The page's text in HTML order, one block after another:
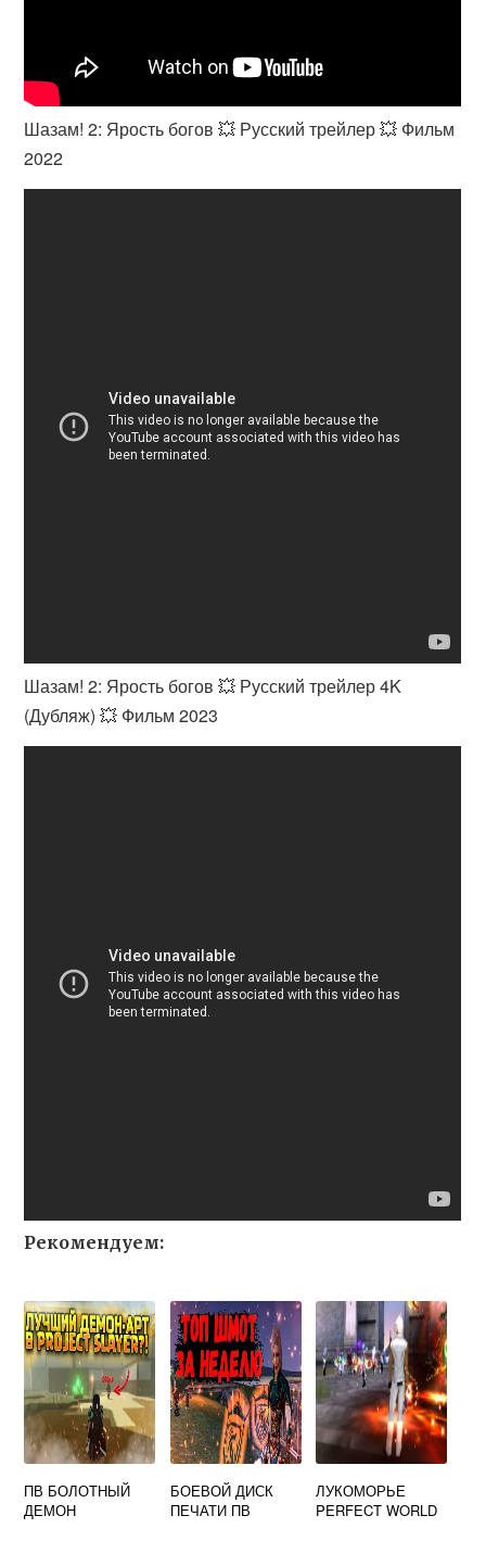
Шазам! 2: Ярость богов 💥 Русский трейлер 💥 Фильм
2022
Шазам! 2: Ярость богов 💥 Русский трейлер 4K
(Дубляж) 💥 Фильм 2023
Рекомендуем:
ПВ БОЛОТНЫЙ
ДЕМОН
БОЕВОЙ ДИСК
ПЕЧАТИ ПВ
ЛУКОМОРЬЕ
PERFECT WORLD